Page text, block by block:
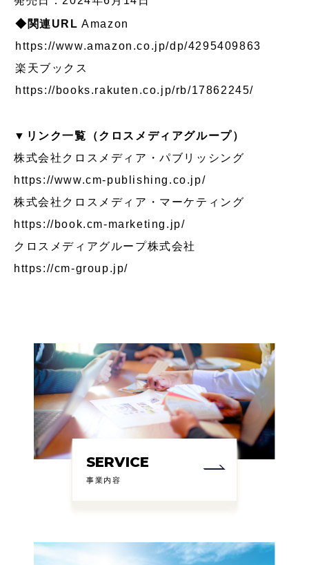
◆関連URL Amazon
https://www.amazon.co.jp/dp/4295409863
楽天ブックス
https://books.rakuten.co.jp/rb/17862245/
▼リンク一覧（クロスメディアグループ）
株式会社クロスメディア・パブリッシング
https://www.cm-publishing.co.jp/
株式会社クロスメディア・マーケティング
https://book.cm-marketing.jp/
クロスメディアグループ株式会社
https://cm-group.jp/
SERVICE
事業内容